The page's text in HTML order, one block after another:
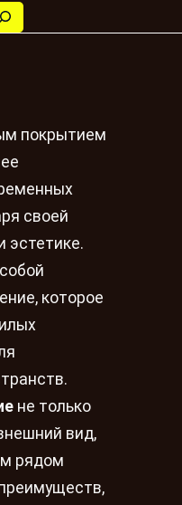
покрытием
своей
эстетике.
которое
не только
вид,
рядом